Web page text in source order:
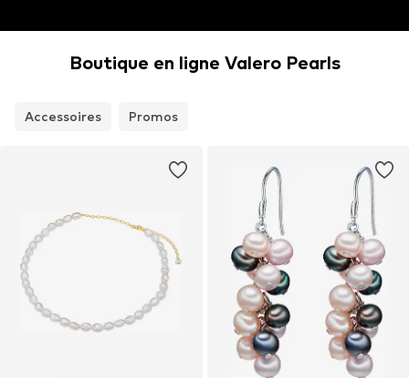
Boutique en ligne Valero Pearls
Accessoires Promos